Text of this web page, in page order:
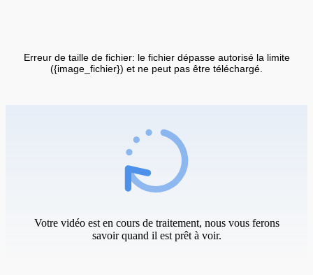
Erreur de taille de fichier: le fichier dépasse autorisé la limite
({image_fichier}) et ne peut pas être téléchargé.
Votre vidéo est en cours de traitement, nous vous ferons
savoir quand il est prêt à voir.